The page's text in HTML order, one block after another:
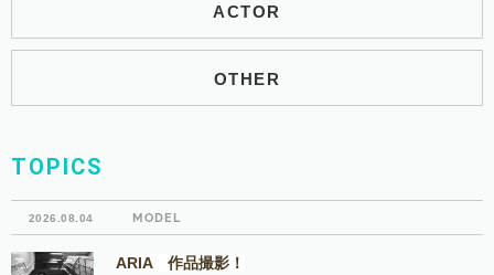
ACTOR
OTHER
TOPICS
2026.08.04 MODEL
ARIA 作品撮影！